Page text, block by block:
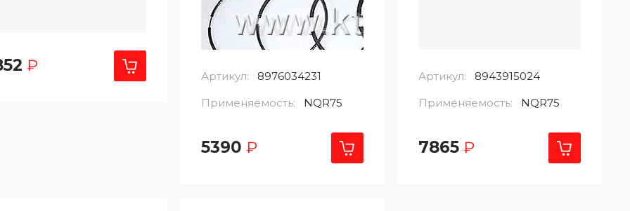
₽
Артикул:
8976034231
Применяемость:
NQR75
5390 ₽
Артикул:
8943915024
Применяемость:
NQR75
7865 ₽